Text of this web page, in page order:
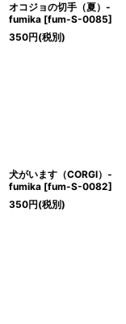
オコジョの切手（夏）-
fumika [fum-S-0085]
350円(税別)
犬がいます（CORGI）-
fumika [fum-S-0082]
350円(税別)